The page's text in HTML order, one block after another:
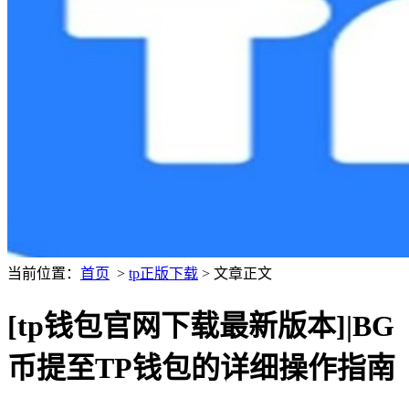
当前位置： 首页 > tp正版下载 > 文章正文
[tp钱包官网下载最新版本]|BG
币提至TP钱包的详细操作指南